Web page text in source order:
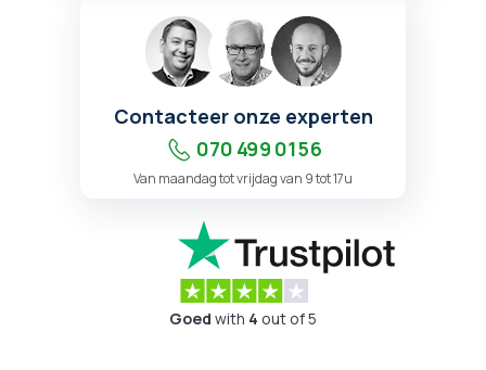
Contacteer onze experten
070 499 01 56
Van maandag tot vrijdag van 9 tot 17u
Goed with 4 out of 5